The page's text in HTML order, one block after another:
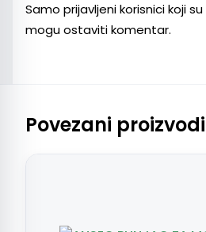
Samo prijavljeni korisnici koji
mogu ostaviti komentar.
Povezani proizvodi